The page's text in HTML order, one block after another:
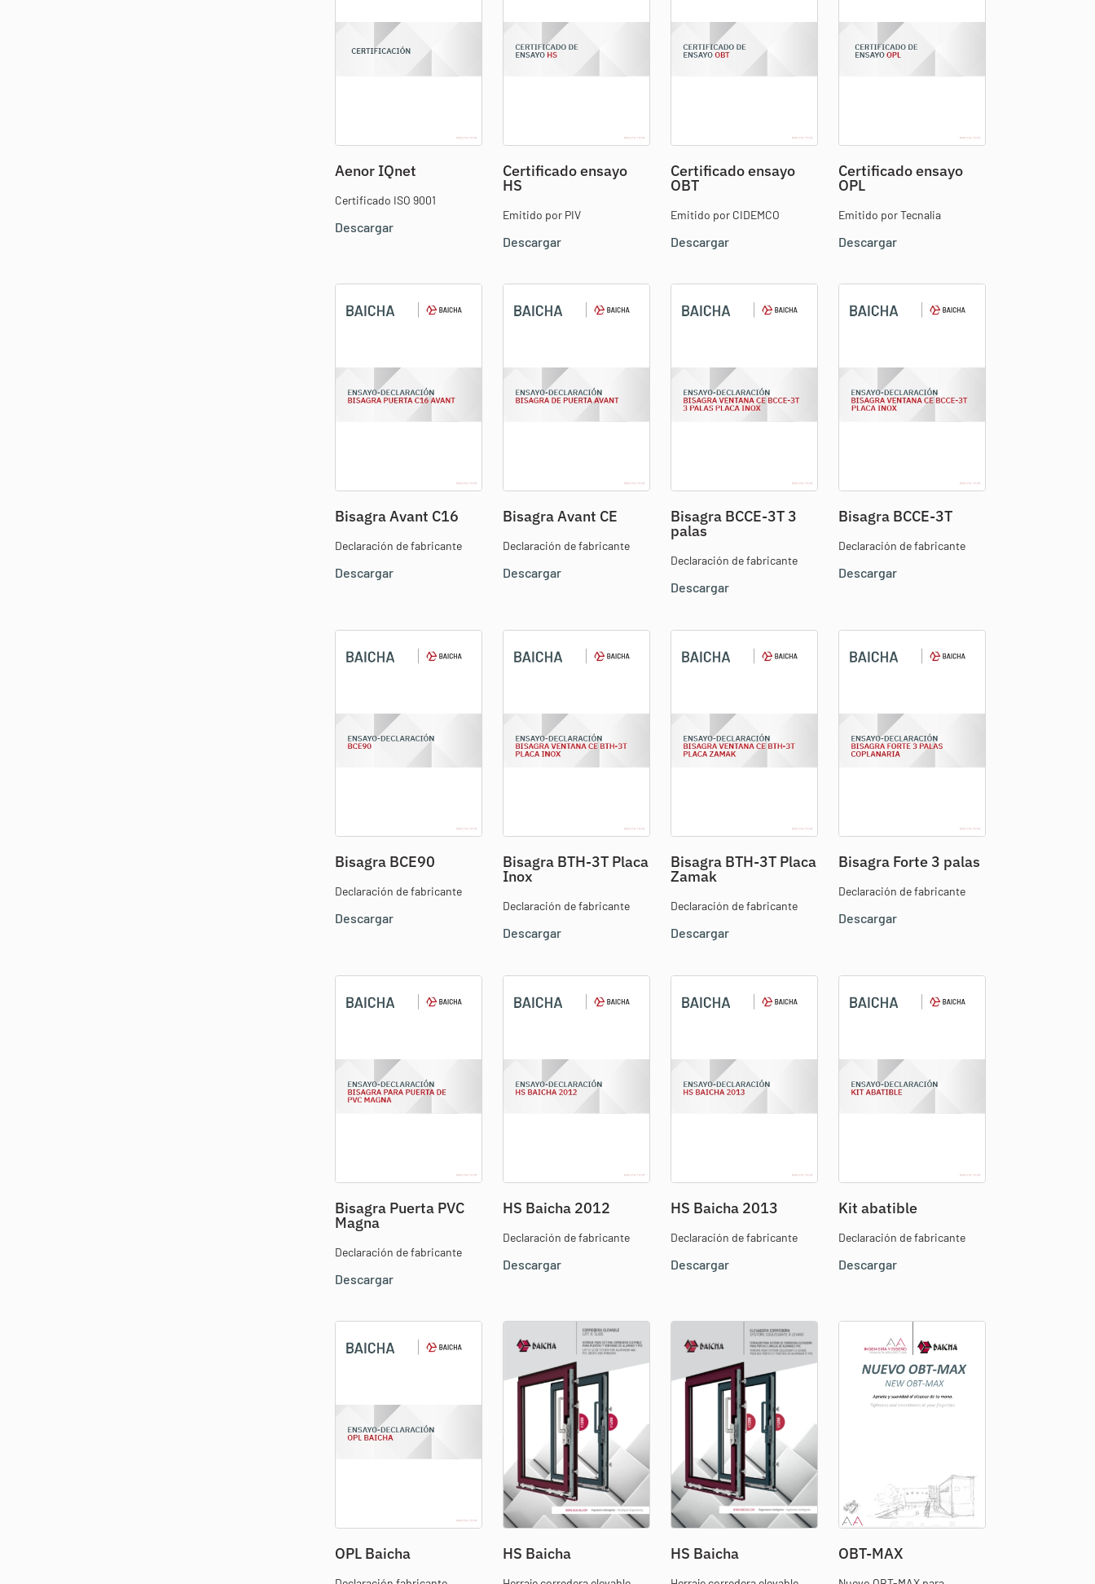
Aenor IQnet
Certificado ISO 9001
Descargar
Certificado ensayo
HS
Emitido por PIV
Descargar
Certificado ensayo
OBT
Emitido por CIDEMCO
Descargar
Certificado ensayo
OPL
Emitido por Tecnalia
Descargar
Bisagra Avant C16
Declaración de fabricante
Descargar
Bisagra Avant CE
Declaración de fabricante
Descargar
Bisagra BCCE-3T 3
palas
Declaración de fabricante
Descargar
Bisagra BCCE-3T
Declaración de fabricante
Descargar
Bisagra BCE90
Declaración de fabricante
Descargar
Bisagra BTH-3T Placa
Inox
Declaración de fabricante
Descargar
Bisagra BTH-3T Placa
Zamak
Declaración de fabricante
Descargar
Bisagra Forte 3 palas
Declaración de fabricante
Descargar
Bisagra Puerta PVC
Magna
Declaración de fabricante
Descargar
HS Baicha 2012
Declaración de fabricante
Descargar
HS Baicha 2013
Declaración de fabricante
Descargar
Kit abatible
Declaración de fabricante
Descargar
OPL Baicha HS Baicha HS Baicha OBT-MAX